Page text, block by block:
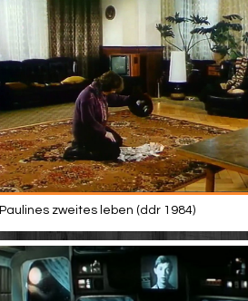
Paulines zweites leben (ddr 1984)